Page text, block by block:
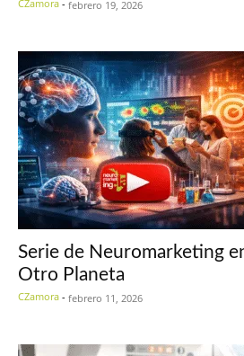
CZamora - febrero 19, 2026
Serie de Neuromarketing
Otro Planeta
CZamora - febrero 11, 2026